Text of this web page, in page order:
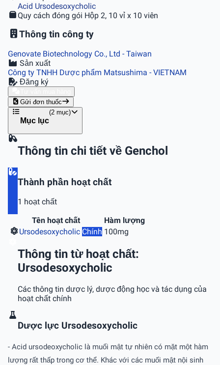
Acid Ursodesoxycholic
Quy cách đóng gói Hộp 2, 10 vỉ x 10 viên
Thông tin công ty
Genovate Biotechnology Co., Ltd - Taiwan
Sản xuất
Công ty TNHH Dược phẩm Matsushima - VIETNAM
Đăng ký
Gửi đơn thuốc
Mục lục
(2 mục)
Thông tin chi tiết về Genchol
Thành phần hoạt chất
1 hoạt chất
Tên hoạt chất
Hàm lượng
Ursodesoxycholic Chính 100mg
Thông tin từ hoạt chất:
Ursodesoxycholic
Các thông tin dược lý, dược động học và tác dụng của
hoạt chất chính
Dược lực Ursodesoxycholic
- Acid ursodeoxycholic là muối mật tự nhiên có mặt một hàm
lượng rất thấp trong cơ thể. Khác với các muối mật nội sinh